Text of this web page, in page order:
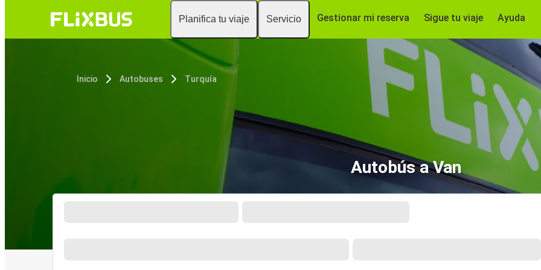
Planifica tu viaje Servicio Gestionar mi reserva Sigue tu viaje Ayuda
Inicio Autobuses Turquía
Autobús a Van